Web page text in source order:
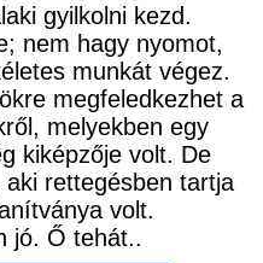
gyilkolni kezd.
nem hagy nyomot,
munkát végez.
megfeledkezhet a
melyekben egy
kiképzője volt. De
rettegésben tartja
volt.
jó. Ő tehát..